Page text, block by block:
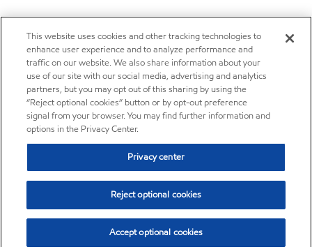
This website uses cookies and other tracking technologies to
enhance user experience and to analyze performance and
traffic on our website. We also share information about your
use of our site with our social media, advertising and analytics
partners, but you may opt out of this sharing by using the
“Reject optional cookies” button or by opt-out preference
signal from your browser. You may find further information and
options in the Privacy Center.
Privacy center
Reject optional cookies
Accept optional cookies